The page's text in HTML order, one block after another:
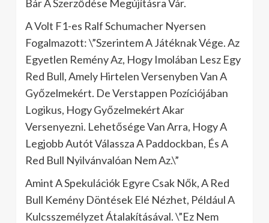
Bár A Szerződése Megújításra Vár.
A Volt F1-es Ralf Schumacher Nyersen
Fogalmazott: \”Szerintem A Játéknak Vége. Az
Egyetlen Remény Az, Hogy Imolában Lesz Egy
Red Bull, Amely Hirtelen Versenyben Van A
Győzelmekért. De Verstappen Pozíciójában
Logikus, Hogy Győzelmekért Akar
Versenyezni. Lehetősége Van Arra, Hogy A
Legjobb Autót Válassza A Paddockban, És A
Red Bull Nyilvánvalóan Nem Az.\”
Amint A Spekulációk Egyre Csak Nők, A Red
Bull Kemény Döntések Elé Nézhet, Például A
Kulcsszemélyzet Átalakításával. \”Ez Nem